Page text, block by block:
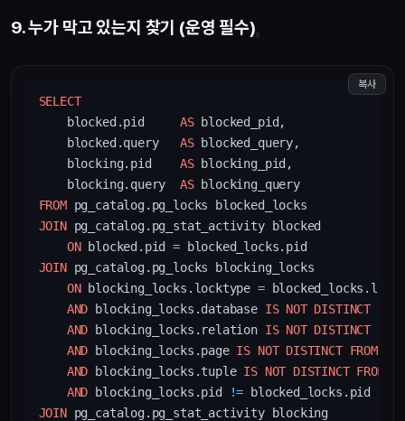
9. 누가 막고 있는지 찾기 (운영 필수)
SELECT
    blocked.pid
AS blocked_pid,
    blocked.query
AS blocked_query,
    blocking.pid
AS blocking_pid,
    blocking.query
AS
blocking_query
FROM
JOIN pg_catalog.pg_stat_activity blocked
ON blocked.pid =
blocked_locks.pid
JOIN pg_catalog.pg_locks blocking_locks
ON blocking_locks.locktype =
AND blocking_locks.database IS NOT DISTINCT
AND blocking_locks.relation IS NOT DISTINCT
AND blocking_locks.page IS NOT DISTINCT FROM
AND blocking_locks.tuple IS NOT DISTINCT FROM
AND blocking_locks.pid !=
JOIN pg_catalog.pg_stat_activity blocking
복사